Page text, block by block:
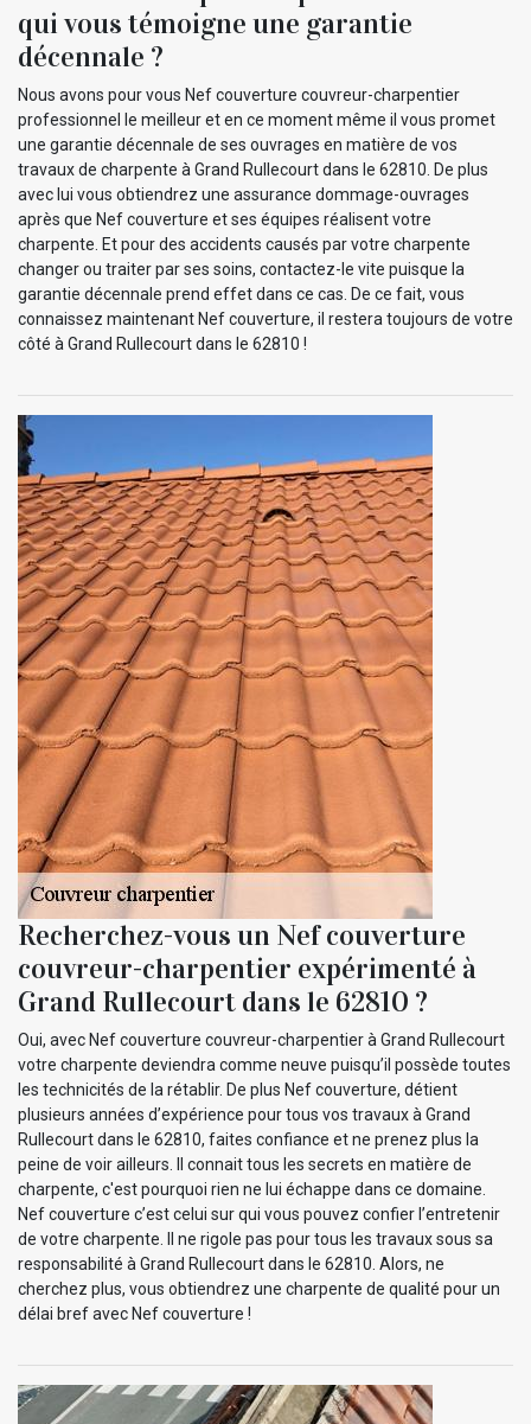
qui vous témoigne une garantie
décennale ?
Nous avons pour vous Nef couverture couvreur-charpentier
professionnel le meilleur et en ce moment même il vous promet
une garantie décennale de ses ouvrages en matière de vos
travaux de charpente à Grand Rullecourt dans le 62810. De plus
avec lui vous obtiendrez une assurance dommage-ouvrages
après que Nef couverture et ses équipes réalisent votre
charpente. Et pour des accidents causés par votre charpente
changer ou traiter par ses soins, contactez-le vite puisque la
garantie décennale prend effet dans ce cas. De ce fait, vous
connaissez maintenant Nef couverture, il restera toujours de votre
côté à Grand Rullecourt dans le 62810 !
Recherchez-vous un Nef couverture
couvreur-charpentier expérimenté à
Grand Rullecourt dans le 62810 ?
Oui, avec Nef couverture couvreur-charpentier à Grand Rullecourt
votre charpente deviendra comme neuve puisqu’il possède toutes
les technicités de la rétablir. De plus Nef couverture, détient
plusieurs années d’expérience pour tous vos travaux à Grand
Rullecourt dans le 62810, faites confiance et ne prenez plus la
peine de voir ailleurs. Il connait tous les secrets en matière de
charpente, c'est pourquoi rien ne lui échappe dans ce domaine.
Nef couverture c’est celui sur qui vous pouvez confier l’entretenir
de votre charpente. Il ne rigole pas pour tous les travaux sous sa
responsabilité à Grand Rullecourt dans le 62810. Alors, ne
cherchez plus, vous obtiendrez une charpente de qualité pour un
délai bref avec Nef couverture !